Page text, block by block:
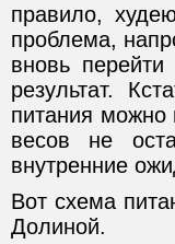
правило,
проблема,
вновь
результат.
питания можно
весов не
внутренние
Вот схема
Долиной.